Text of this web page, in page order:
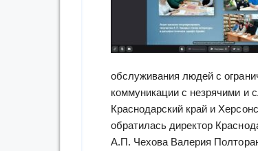
обслуживания людей с
коммуникации с незрячими и
Краснодарский край и
обратилась директор
А.П. Чехова Валерия